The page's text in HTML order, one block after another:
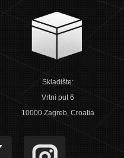
Skladište:
Vrtni put 6
10000 Zagreb, Croatia